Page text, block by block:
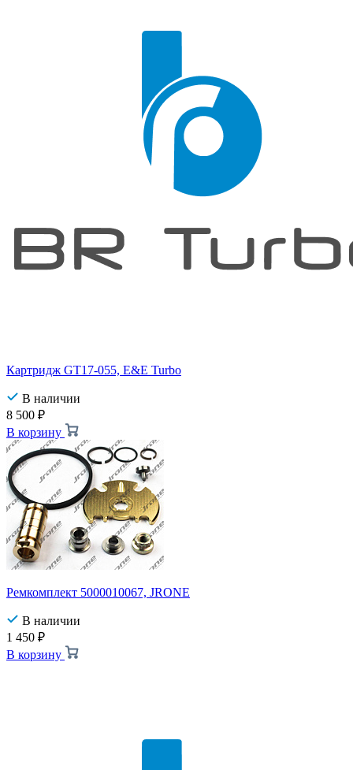
Картридж GT17-055, E&E Turbo
В наличии
8 500 ₽
В корзину
Ремкомплект 5000010067, JRONE
В наличии
1 450 ₽
В корзину